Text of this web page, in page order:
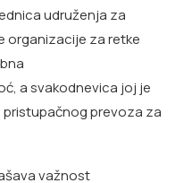
udruženja za
organizacije za retke
a svakodnevica joj je
prevoza za
važnost